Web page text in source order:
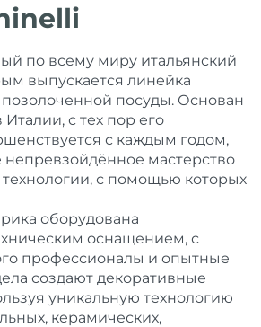
по всему миру итальянский
выпускается линейка
посуды. Основан
Италии, с тех пор его
с каждым годом,
мастерство
с помощью которых
оборудована
оснащением, с
профессионалы и опытные
создают декоративные
уникальную технологию
керамических,